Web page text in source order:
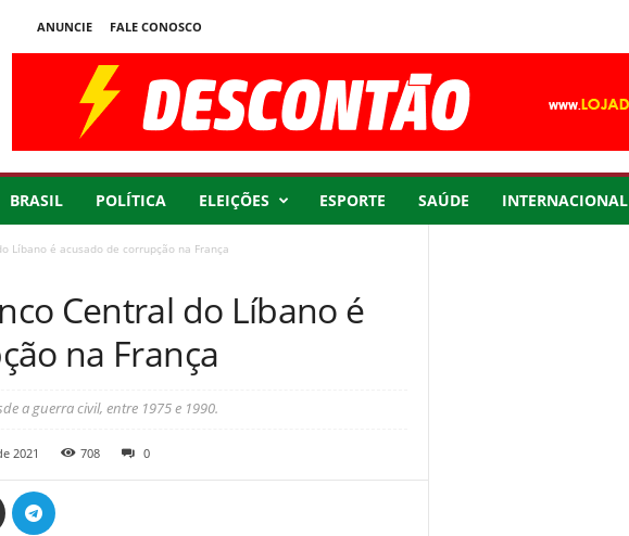
ANUNCIE
FALE CONOSCO
BRASIL POLÍTICA ELEIÇÕES ESPORTE SAÚDE INTERNACIONAL
Líbano é acusado de corrupção na França
Central do Líbano é
na França
a guerra civil, entre 1975 e 1990.
2021 708 0